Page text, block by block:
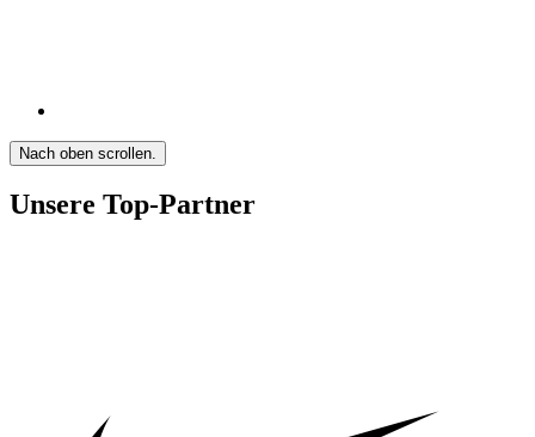
Nach oben scrollen.
Unsere Top-Partner